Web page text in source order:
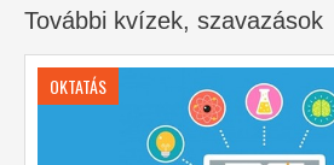
További kvízek, szavazások
OKTATÁS